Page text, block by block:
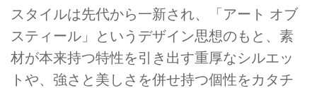
スタイルは先代から一新され、「アート オブ
スティール」というデザイン思想のもと、素
材が本来持つ特性を引き出す重厚なシルエッ
トや、強さと美しさを併せ持つ個性をカタチ